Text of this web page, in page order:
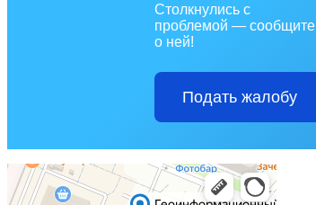
Столкнулись с
проблемой — сообщите
о ней!
Подать жалобу